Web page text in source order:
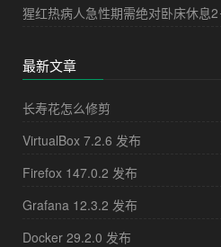
猩红热病人急性期需绝对卧床休息
最新文章
长寿花怎么修剪
VirtualBox 7.2.6 发布
Firefox 147.0.2 发布
Grafana 12.3.2 发布
Docker 29.2.0 发布